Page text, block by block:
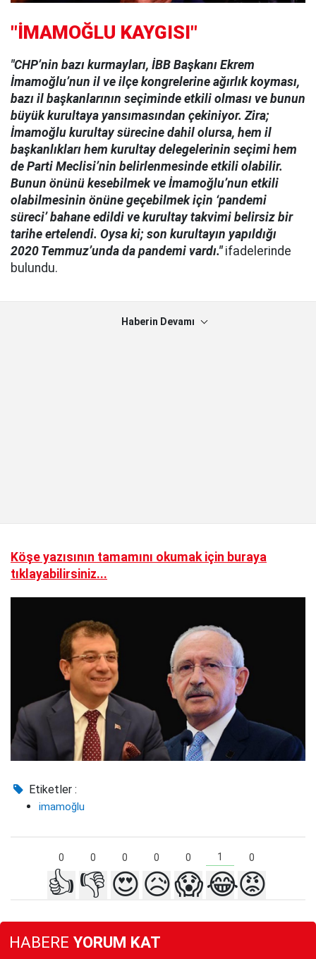
"İMAMOĞLU KAYGISI"
"CHP’nin bazı kurmayları, İBB Başkanı Ekrem
İmamoğlu’nun il ve ilçe kongrelerine ağırlık koyması,
bazı il başkanlarının seçiminde etkili olması ve bunun
büyük kurultaya yansımasından çekiniyor. Zira;
İmamoğlu kurultay sürecine dahil olursa, hem il
başkanlıkları hem kurultay delegelerinin seçimi hem
de Parti Meclisi’nin belirlenmesinde etkili olabilir.
Bunun önünü kesebilmek ve İmamoğlu’nun etkili
olabilmesinin önüne geçebilmek için ‘pandemi
süreci’ bahane edildi ve kurultay takvimi belirsiz bir
tarihe ertelendi. Oysa ki; son kurultayın yapıldığı
2020 Temmuz’unda da pandemi vardı." ifadelerinde
bulundu.
Haberin Devamı
Köşe yazısının tamamını okumak için buraya
tıklayabilirsiniz...
Etiketler :
imamoğlu
0 0 0 0 0 1 0
👍 👎 😍😥😱😂😡
HABERE YORUM KAT